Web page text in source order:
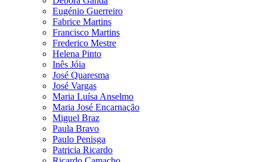
Eugénio Guerreiro
Fabrice Martins
Francisco Martins
Frederico Mestre
Helena Pinto
Inês Jóia
José Quaresma
José Vargas
Maria Luísa Anselmo
Maria José Encarnação
Miguel Braz
Paula Bravo
Paulo Penisga
Patricia Ricardo